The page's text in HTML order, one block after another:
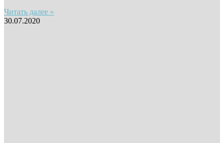
Читать далее »
30.07.2020